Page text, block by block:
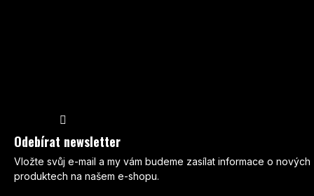
Odebírat newsletter
Vložte svůj e-mail a my vám budeme zasílat informace o nových
produktech na našem e-shopu.